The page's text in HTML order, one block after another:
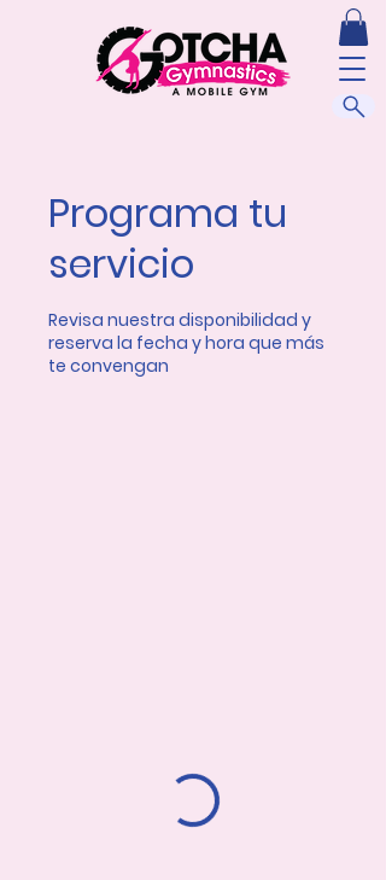
Programa tu
servicio
Revisa nuestra disponibilidad y
reserva la fecha y hora que más
te convengan